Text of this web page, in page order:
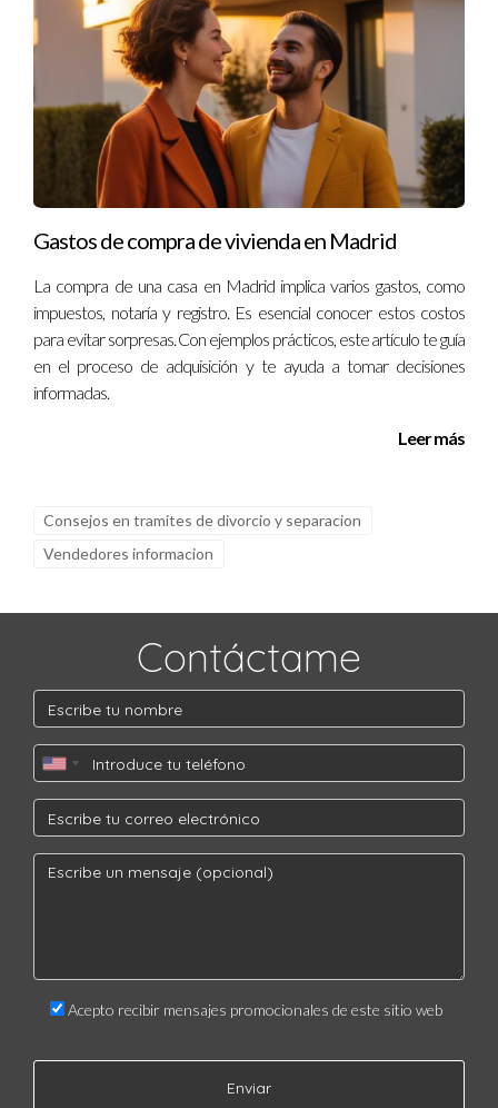
Gastos de compra de vivienda en Madrid
La compra de una casa en Madrid implica varios gastos, como
impuestos, notaría y registro. Es esencial conocer estos costos
para evitar sorpresas. Con ejemplos prácticos, este artículo te guía
en el proceso de adquisición y te ayuda a tomar decisiones
informadas.
Leer más
Consejos en tramites de divorcio y separacion
Vendedores informacion
Contáctame
Acepto recibir mensajes promocionales de este sitio web
Enviar